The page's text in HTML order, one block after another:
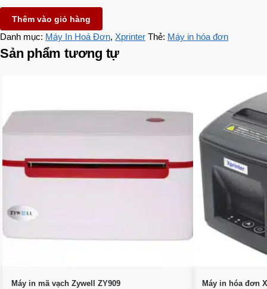
Thêm vào giỏ hàng
Danh mục: Máy In Hoá Đơn, Xprinter Thẻ: Máy in hóa đơn
Sản phẩm tương tự
Máy in mã vạch Zywell ZY909
Máy in hóa đơn